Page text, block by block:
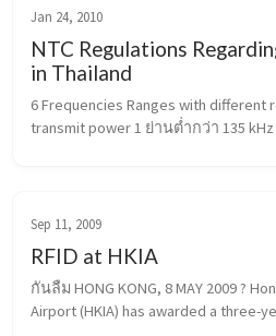
Jan 24, 2010
NTC Regulations
in Thailand
6 Frequencies Ranges with different
transmit power 1 ย่านต่ำกว่า 135 kHz
Sep 11, 2009
RFID at HKIA
กันลืม HONG KONG, 8 MAY 2009 ?
Airport (HKIA) has awarded a three-